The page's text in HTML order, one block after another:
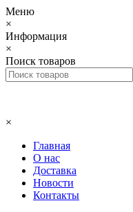
Меню
×
Информация
×
Поиск товаров
×
Главная
О нас
Доставка
Новости
Контакты